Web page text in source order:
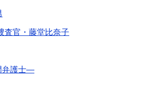
査官・藤堂比奈子
弁護士―